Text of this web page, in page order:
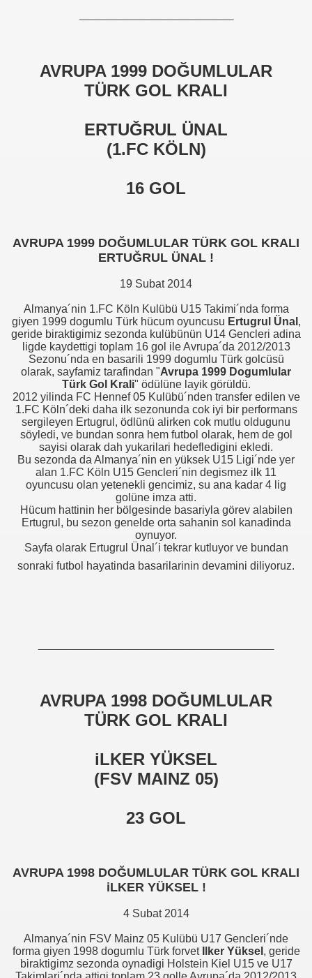
AVRUPA 1999 DOĞUMLULAR
TÜRK GOL KRALI
ERTUĞRUL ÜNAL
(1.FC KÖLN)
16 GOL
AVRUPA 1999 DOĞUMLULAR TÜRK GOL KRALI
ERTUĞRUL ÜNAL !
19 Subat 2014
Almanya´nin 1.FC Köln Kulübü U15 Takimi´nda forma
giyen 1999 dogumlu Türk hücum oyuncusu Ertugrul Ünal ,
geride biraktigimiz sezonda kulübünün U14 Gencleri adina
ligde kaydettigi toplam 16 gol ile Avrupa´da 2012/2013
Sezonu´nda en basarili 1999 dogumlu Türk golcüsü
olarak, sayfamiz tarafindan "Avrupa 1999 Dogumlular
Türk Gol Krali" ödülüne layik görüldü.
2012 yilinda FC Hennef 05 Kulübü´nden transfer edilen ve
1.FC Köln´deki daha ilk sezonunda cok iyi bir performans
sergileyen Ertugrul, ödlünü alirken cok mutlu oldugunu
söyledi, ve bundan sonra hem futbol olarak, hem de gol
sayisi olarak dah yukarilari hedefledigini ekledi.
Bu sezonda da Almanya´nin en yüksek U15 Ligi´nde yer
alan 1.FC Köln U15 Gencleri´nin degismez ilk 11
oyuncusu olan yetenekli gencimiz, su ana kadar 4 lig
golüne imza atti.
Hücum hattinin her bölgesinde basariyla görev alabilen
Ertugrul, bu sezon genelde orta sahanin sol kanadinda
oynuyor.
Sayfa olarak Ertugrul Ünal´i tekrar kutluyor ve bundan
sonraki futbol hayatinda basarilarinin devamini diliyoruz.
AVRUPA 1998 DOĞUMLULAR
TÜRK GOL KRALI
iLKER YÜKSEL
(FSV MAINZ 05)
23 GOL
AVRUPA 1998 DOĞUMLULAR TÜRK GOL KRALI
iLKER YÜKSEL !
4 Subat 2014
Almanya´nin FSV Mainz 05 Kulübü U17 Gencleri´nde
forma giyen 1998 dogumlu Türk forvet
Ilker Yüksel , geride
biraktigimz sezonda oynadigi Holstein Kiel U15 ve U17
Ödülleri
Ödülleri
Ödülleri
MÖNCHENGLADBACH)
Ödülleri